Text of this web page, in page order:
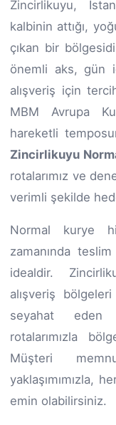
Zincirlikuyu,
kalbinin attığı,
çıkan bir
önemli aks, gün
alışveriş için
MBM Avrupa
hareketli
Zincirlikuyu
rotalarımız ve
verimli şekilde
Normal kurye
zamanında
idealdir.
alışveriş
seyahat eden
rotalarımızla
Müşteri
yaklaşımımızla,
emin olabilirsiniz.